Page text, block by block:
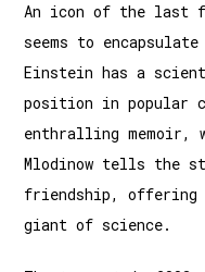
An icon of the last
seems to
Einstein has a
position in popular
enthralling memoir,
Mlodinow tells the
friendship, offering
giant of science.